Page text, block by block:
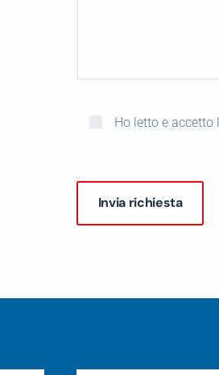
Ho letto e accetto